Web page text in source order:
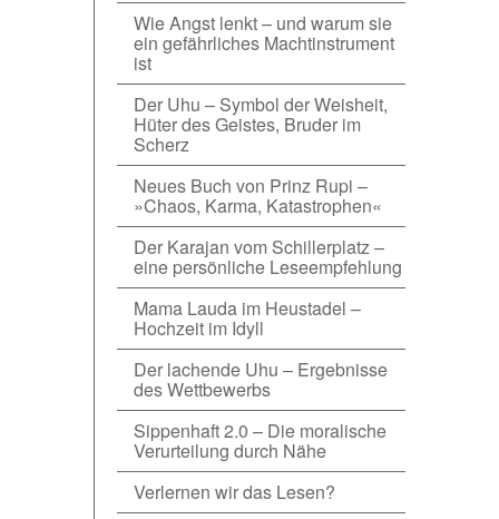
Wie Angst lenkt – und warum sie
ein gefährliches Machtinstrument
ist
Der Uhu – Symbol der Weisheit,
Hüter des Geistes, Bruder im
Scherz
Neues Buch von Prinz Rupi –
»Chaos, Karma, Katastrophen«
Der Karajan vom Schillerplatz –
eine persönliche Leseempfehlung
Mama Lauda im Heustadel –
Hochzeit im Idyll
Der lachende Uhu – Ergebnisse
des Wettbewerbs
Sippenhaft 2.0 – Die moralische
Verurteilung durch Nähe
Verlernen wir das Lesen?